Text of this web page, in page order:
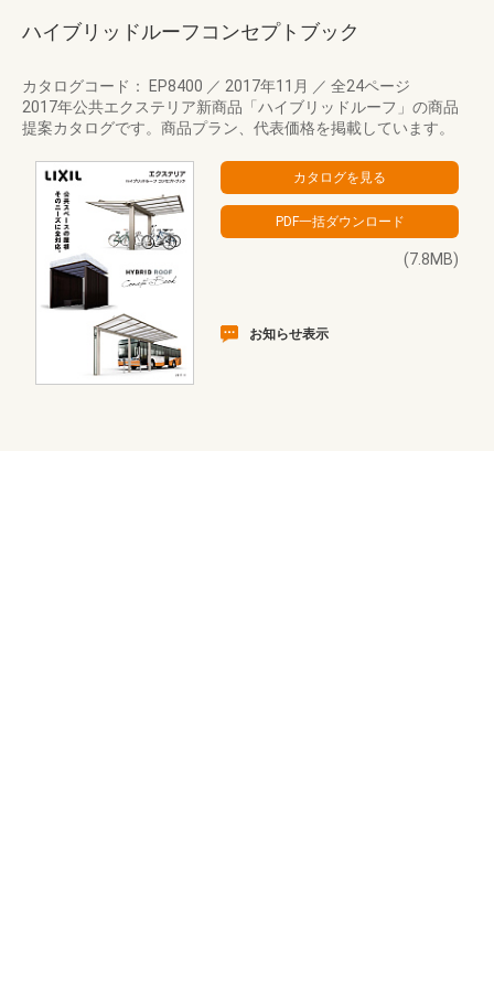
ハイブリッドルーフコンセプトブック
カタログコード： EP8400 ／ 2017年11月 ／ 全24ページ
2017年公共エクステリア新商品「ハイブリッドルーフ」の商品
提案カタログです。商品プラン、代表価格を掲載しています。
(7.8MB)
お知らせ表示